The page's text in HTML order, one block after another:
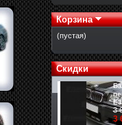
Корзина
(пустая)
Скидки
3
3